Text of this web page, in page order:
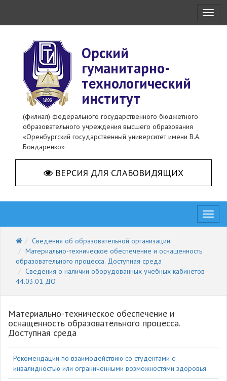
Орский
гуманитарно-
технологический
институт
(филиал) федерального государственного бюджетного
образовательного учреждения высшего образования
«Оренбургский государственный университет имени В.А.
Бондаренко»
ВЕРСИЯ ДЛЯ СЛАБОВИДЯЩИХ
Сведения об образовательной организации
Материально-техническое обеспечение и оснащенность
образовательного процесса. Доступная среда
Cведения о наличии оборудованных учебных кабинетов -
44.03.01 ДО
Материально-техническое обеспечение и
оснащенность образовательного процесса.
Доступная среда
Рекомендации по взаимодействию со студентами с
инвалидностью или ограниченными возможностями здоровья